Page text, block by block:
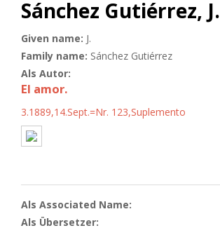
Sánchez Gutiérrez, J.
Given name: J.
Family name: Sánchez Gutiérrez
Als Autor:
El amor.
3.1889,14.Sept.=Nr. 123,Suplemento
Als Associated Name:
Als Übersetzer: